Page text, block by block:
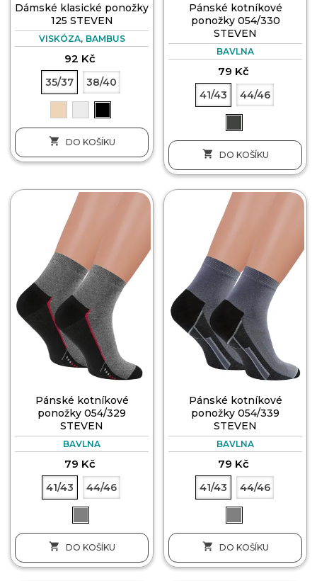
Dámské klasické ponožky
125 STEVEN
VISKÓZA, BAMBUS
92 Kč
35/37 38/40
 DO KOŠÍKU
Pánské kotníkové
ponožky 054/330
STEVEN
BAVLNA
79 Kč
41/43 44/46
 DO KOŠÍKU
Pánské kotníkové
ponožky 054/329
STEVEN
BAVLNA
79 Kč
41/43 44/46
 DO KOŠÍKU
Pánské kotníkové
ponožky 054/339
STEVEN
BAVLNA
79 Kč
41/43 44/46
 DO KOŠÍKU